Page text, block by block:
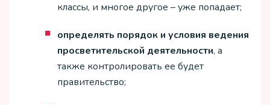
классы, и многое другое – уже попадает;
определять порядок и условия ведения
просветительской деятельности, а
также контролировать ее будет
правительство;